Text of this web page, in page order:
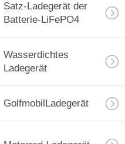
Satz-Ladegerät der
Batterie-LiFePO4
Wasserdichtes
Ladegerät
GolfmobilLadegerät